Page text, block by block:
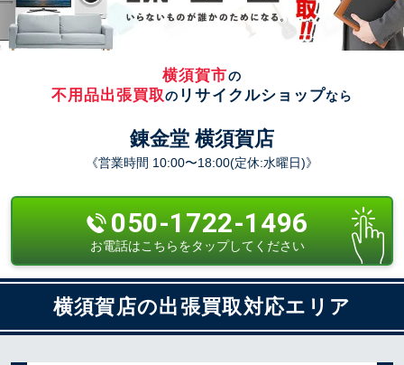
横須賀市の
不用品出張買取の リサイクルショップなら
錬金堂 横須賀店
《営業時間 10:00〜18:00(定休:水曜日)》
050-1722-1496
お電話はこちらをタップしてください
横須賀店の出張買取対応エリア